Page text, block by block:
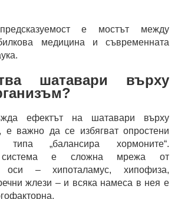
е мостът между
медицина и съвременната
шатавари върху
ефектът на шатавари върху
е важно да се избягват опростени
„балансира хормоните“.
система е сложна мрежа от
оси – хипоталамус, хипофиза,
жлези – и всяка намеса в нея е